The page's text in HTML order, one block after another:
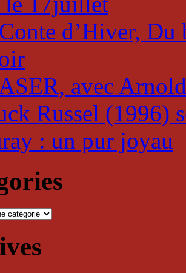
d’Hiver, Du
avec
Russel (1996)
: un pur joyau